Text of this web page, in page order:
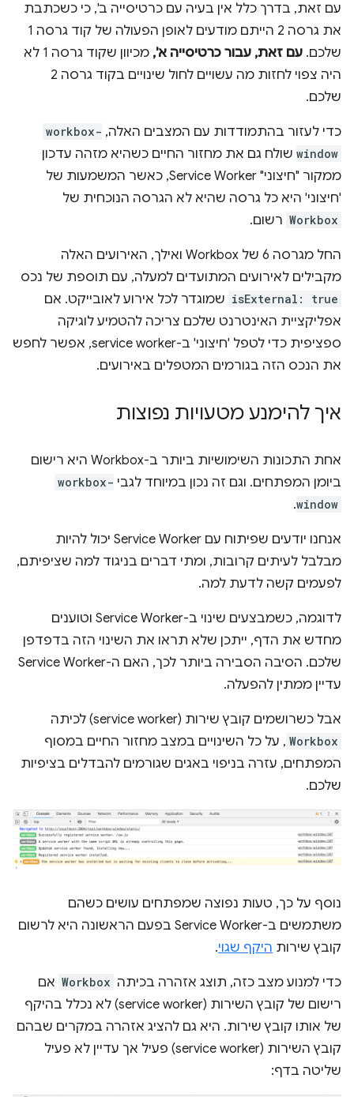
עם זאת, בדרך כלל אין בעיה עם כרטיסייה ב', כי כשכתבת
את גרסה 2 הייתם מודעים לאופן הפעולה של קוד גרסה 1
שלכם. עם זאת, עבור כרטיסייה א',
מכיוון שקוד גרסה 1 לא
היה צפוי לחזות מה עשויים לחול שינויים בקוד גרסה 2
שלכם.
כדי לעזור בהתמודדות עם המצבים האלה, workbox-
window שולח גם את מחזור החיים כשהיא מזהה עדכון
ממקור "חיצוני" Service Worker, כאשר המשמעות של
'חיצוני' היא כל גרסה שהיא לא הגרסה הנוכחית של
Workbox רשום.
החל מגרסה 6 של Workbox ואילך, האירועים האלה
מקבילים לאירועים המתועדים למעלה, עם תוספת של נכס
isExternal: true שמוגדר לכל אירוע לאובייקט. אם
אפליקציית האינטרנט שלכם צריכה להטמיע לוגיקה
ספציפית כדי לטפל 'חיצוני' ב-service worker, אפשר לחפש
את הנכס הזה בגורמים המטפלים באירועים.
איך להימנע מטעויות נפוצות
אחת התכונות השימושיות ביותר ב-Workbox היא רישום
ביומן המפתחים. וגם זה נכון במיוחד לגבי workbox-
window
.
אנחנו יודעים שפיתוח עם Service Worker יכול להיות
מבלבל לעיתים קרובות, ומתי דברים בניגוד למה שציפיתם,
לפעמים קשה לדעת למה.
לדוגמה, כשמבצעים שינוי ב-Service Worker וטוענים
מחדש את הדף, ייתכן שלא תראו את השינוי הזה בדפדפן
שלכם. הסיבה הסבירה ביותר לכך, האם ה-Service Worker
עדיין ממתין להפעלה.
אבל כשרושמים קובץ שירות (service worker) לכיתה
Workbox , על כל השינויים במצב מחזור החיים במסוף
המפתחים, עזרה בניפוי באגים שגורמים להבדלים בציפיות
שלכם.
נוסף על כך, טעות נפוצה שמפתחים עושים כשהם
משתמשים ב-Service Worker בפעם הראשונה היא לרשום
קובץ שירות היקף שגוי.
כדי למנוע מצב כזה, תוצג אזהרה בכיתה Workbox אם
רישום של קובץ השירות (service worker) לא נכלל בהיקף
של אותו קובץ שירות. היא גם להציג אזהרה במקרים שבהם
קובץ השירות (service worker) פעיל אך עדיין לא פעיל
שליטה בדף: